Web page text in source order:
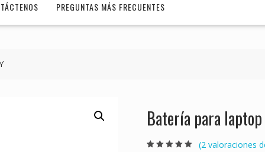
PREGUNTAS MÁS FRECUENTES
Batería para laptop
(2 valoraciones